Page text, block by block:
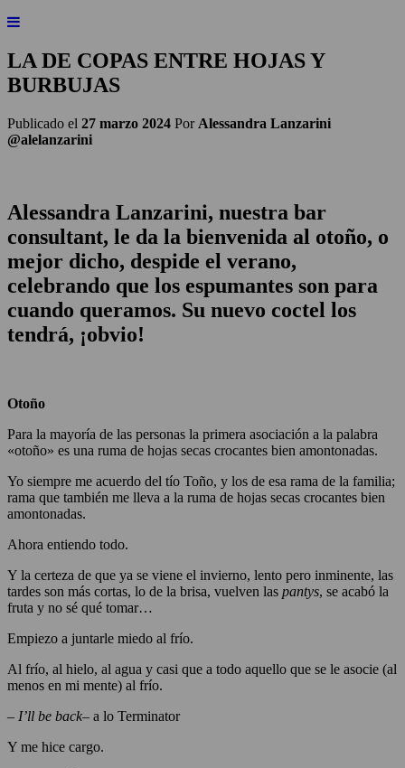
LA DE COPAS ENTRE HOJAS Y
BURBUJAS
Publicado el 27 marzo 2024 Por Alessandra Lanzarini
@alelanzarini
Alessandra Lanzarini, nuestra bar
consultant, le da la bienvenida al otoño, o
mejor dicho, despide el verano,
celebrando que los espumantes son para
cuando queramos. Su nuevo coctel los
tendrá, ¡obvio!
Otoño
Para la mayoría de las personas la primera asociación a la palabra
«otoño» es una ruma de hojas secas crocantes bien amontonadas.
Yo siempre me acuerdo del tío Toño, y los de esa rama de la familia;
rama que también me lleva a la ruma de hojas secas crocantes bien
amontonadas.
Ahora entiendo todo.
Y la certeza de que ya se viene el invierno, lento pero inminente, las
tardes son más cortas, lo de la brisa, vuelven las pantys, se acabó la
fruta y no sé qué tomar…
Empiezo a juntarle miedo al frío.
Al frío, al hielo, al agua y casi que a todo aquello que se le asocie (al
menos en mi mente) al frío.
– I’ll be back– a lo Terminator
Y me hice cargo.